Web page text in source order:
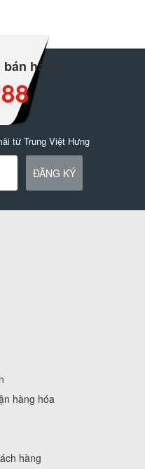
hàng
từ Trung Việt Hưng
ĐĂNG KÝ
hàng hóa
hàng